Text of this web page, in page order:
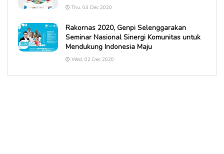
Thu, 03 Dec 2020
Rakornas 2020, Genpi Selenggarakan
Seminar Nasional Sinergi Komunitas untuk
Mendukung Indonesia Maju
Wed, 02 Dec 2020